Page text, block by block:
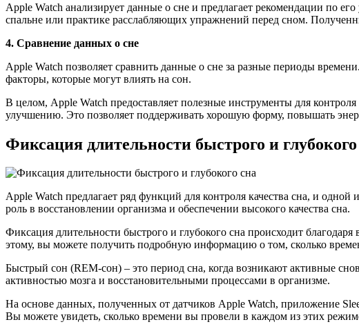
Apple Watch анализирует данные о сне и предлагает рекомендации по
спальне или практике расслабляющих упражнений перед сном.
4. Сравнение данных о сне
Apple Watch позволяет сравнить данные о сне за разные периоды
факторы, которые могут влиять на сон.
В целом, Apple Watch предоставляет полезные инструменты для
улучшению. Это позволяет поддерживать хорошую форму, повышать
Фиксация длительности быстрого и
Apple Watch предлагает ряд функций для контроля качества сна, и
роль в восстановлении организма и обеспечении высокого качества сна.
Фиксация длительности быстрого и глубокого сна происходит
этому, вы можете получить подробную информацию о том, сколько
Быстрый сон (REM-сон) – это период сна, когда возникают активные
активностью мозга и восстановительными процессами в организме.
На основе данных, полученных от датчиков Apple Watch, приложение
Вы можете увидеть, сколько времени вы провели в каждом из этих